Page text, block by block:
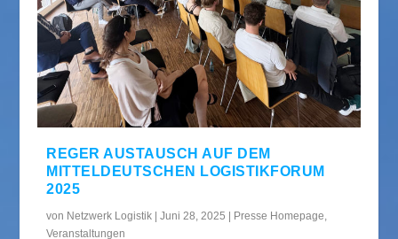
REGER AUSTAUSCH AUF DEM
MITTELDEUTSCHEN LOGISTIKFORUM
2025
von Netzwerk Logistik |Juni 28, 2025 Presse Homepage,
Veranstaltungen